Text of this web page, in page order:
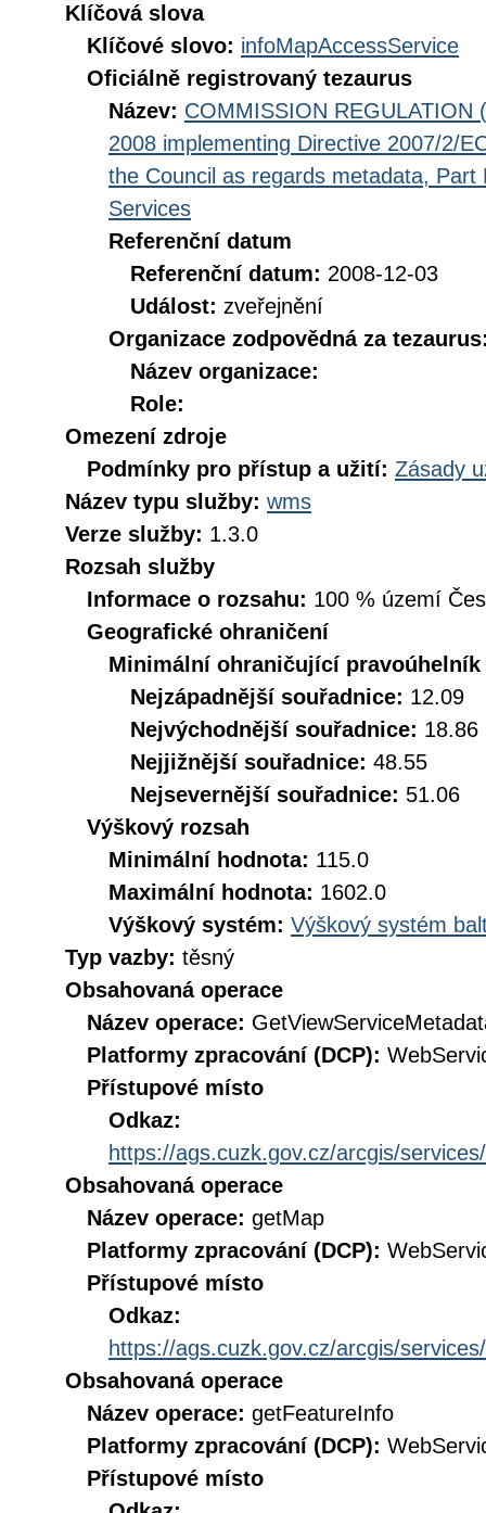
Klíčová slova
Klíčové slovo: infoMapAccessService
Oficiálně registrovaný tezaurus
Název: COMMISSION REGULATION
2008 implementing Directive 2007/2/
the Council as regards metadata,
Services
Referenční datum
Referenční datum: 2008-12-03
Událost: zveřejnění
Organizace zodpovědná za
Název organizace:
Role:
Omezení zdroje
Podmínky pro přístup a užití: Zásady
Název typu služby: wms
Verze služby: 1.3.0
Rozsah služby
Informace o rozsahu: 100 % území
Geografické ohraničení
Minimální ohraničující pravoúhelník
Nejzápadnější souřadnice: 12.09
Nejvýchodnější souřadnice: 18.86
Nejjižnější souřadnice: 48.55
Nejsevernější souřadnice: 51.06
Výškový rozsah
Minimální hodnota: 115.0
Maximální hodnota: 1602.0
Výškový systém: Výškový systém
Typ vazby: těsný
Obsahovaná operace
Název operace:
Platformy zpracování (DCP):
Přístupové místo
Odkaz:
https://ags.cuzk.gov.cz/arcgis/
Obsahovaná operace
Název operace: getMap
Platformy zpracování (DCP):
Přístupové místo
Odkaz:
https://ags.cuzk.gov.cz/arcgis/
Obsahovaná operace
Název operace: getFeatureInfo
Platformy zpracování (DCP):
Přístupové místo